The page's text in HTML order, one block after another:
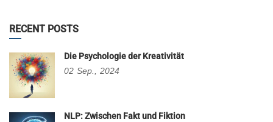
RECENT POSTS
Die Psychologie der Kreativität
02 Sep., 2024
NLP: Zwischen Fakt und Fiktion